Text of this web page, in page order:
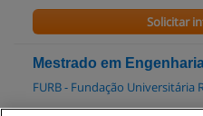
Solicitar
Mestrado em
FURB - Fundação Universitária